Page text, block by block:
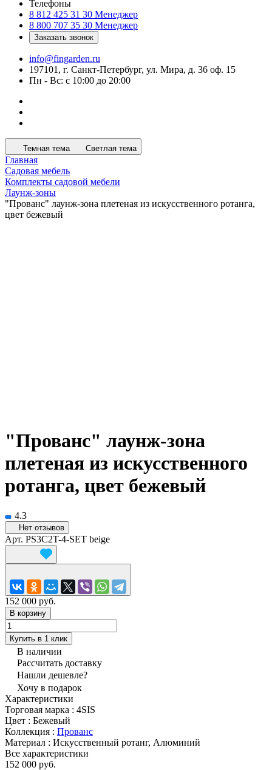
Телефоны
8 812 425 31 30 Менеджер
8 800 707 35 30 Менеджер
Заказать звонок
info@fingarden.ru
197101, г. Санкт-Петербург, ул. Мира, д. 36 оф. 15
Пн - Вс: с 10:00 до 20:00
Темная тема Светлая тема
Главная
Садовая мебель
Комплекты садовой мебели
Лаунж-зоны
"Прованс" лаунж-зона плетеная из искусственного ротанга,
цвет бежевый
"Прованс" лаунж-зона
плетеная из искусственного
ротанга, цвет бежевый
4.3
Нет отзывов
Арт. PS3C2T-4-SET beige
152 000 руб.
В корзину
Купить в 1 клик
В наличии
Рассчитать доставку
Нашли дешевле?
Хочу в подарок
Характеристики
Торговая марка : 4SIS
Цвет : Бежевый
Коллекция : Прованс
Материал : Искусственный ротанг, Алюминий
Все характеристики
152 000 руб.